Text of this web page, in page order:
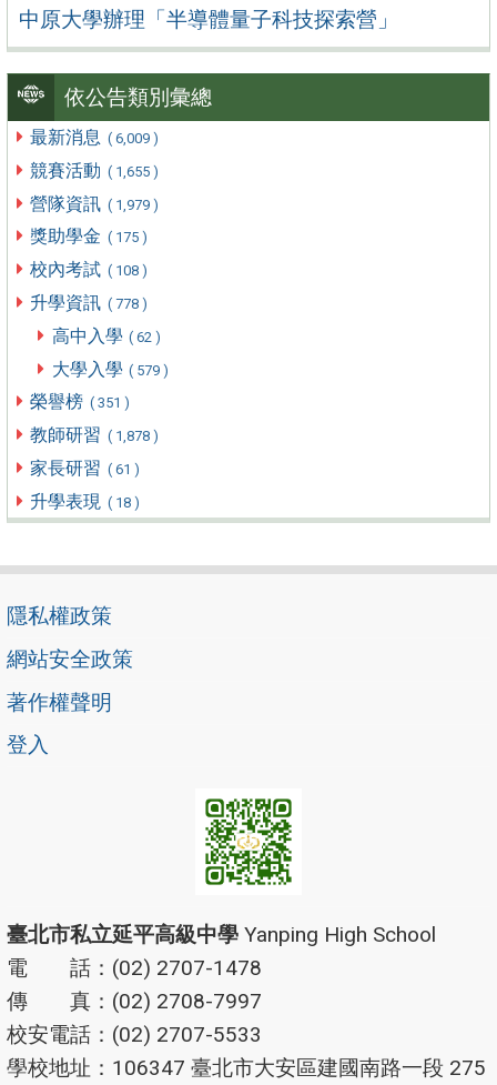
中原大學辦理「半導體量子科技探索營」
依公告類別彙總
最新消息 ( 6,009 )
競賽活動 ( 1,655 )
營隊資訊 ( 1,979 )
獎助學金 ( 175 )
校內考試 ( 108 )
升學資訊 ( 778 )
高中入學 ( 62 )
大學入學 ( 579 )
榮譽榜 ( 351 )
教師研習 ( 1,878 )
家長研習 ( 61 )
升學表現 ( 18 )
隱私權政策
網站安全政策
著作權聲明
登入
臺北市私立延平高級中學 Yanping High School
電 話：(02) 2707-1478
傳 真：(02) 2708-7997
校安電話：(02) 2707-5533
學校地址：106347 臺北市大安區建國南路一段 275